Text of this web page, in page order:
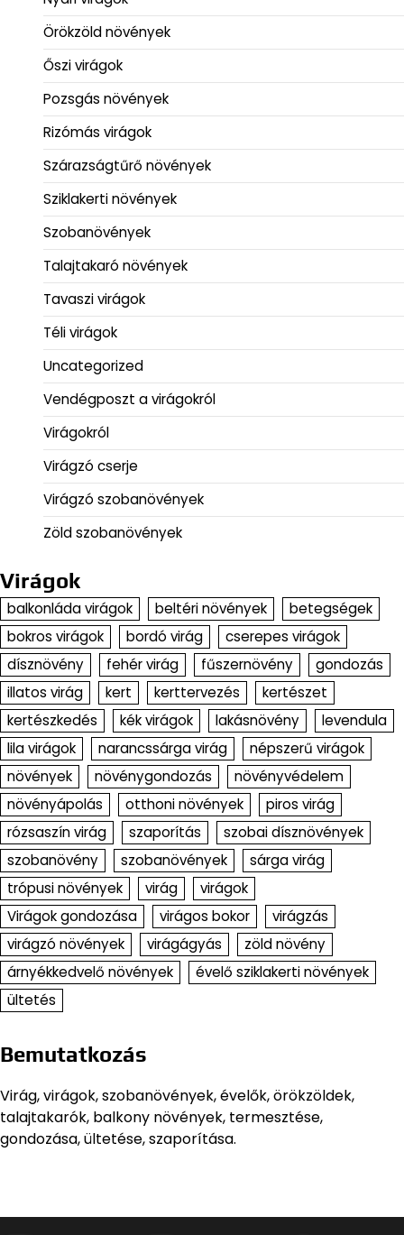
Örökzöld növények
Őszi virágok
Pozsgás növények
Rizómás virágok
Szárazságtűrő növények
Sziklakerti növények
Szobanövények
Talajtakaró növények
Tavaszi virágok
Téli virágok
Uncategorized
Vendégposzt a virágokról
Virágokról
Virágzó cserje
Virágzó szobanövények
Zöld szobanövények
Virágok
balkonláda virágok beltéri növények
betegségek
bokros virágok
bordó virág
cserepes virágok
dísznövény
fehér virág fűszernövény
gondozás
illatos virág
kert kerttervezés
kertészet
kertészkedés
kék virágok lakásnövény
levendula
lila virágok
narancssárga virág
népszerű virágok
növények
növénygondozás
növényvédelem
növényápolás
otthoni növények
piros virág
rózsaszín virág
szaporítás
szobai dísznövények
szobanövény
szobanövények
sárga virág
trópusi növények
virág
virágok
Virágok gondozása
virágos bokor
virágzás
virágzó növények
virágágyás
zöld növény
árnyékkedvelő növények
évelő sziklakerti növények
ültetés
Bemutatkozás
Virág, virágok, szobanövények, évelők, örökzöldek,
talajtakarók, balkony növények, termesztése,
gondozása, ültetése, szaporítása.